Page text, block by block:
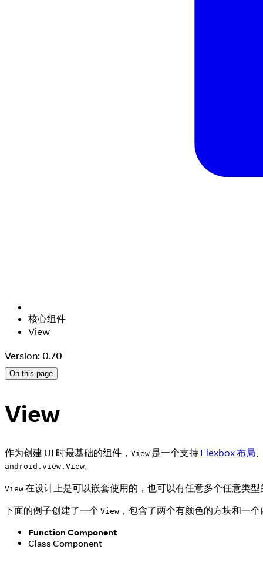
核心组件
View
Version: 0.70
On this page
View
作为创建 UI 时最基础的组件， View 是一个支持 Flexbox 布局
android.view.View。
View 在设计上是可以嵌套使用的，也可以有任意多个任意类型
下面的例子创建了一个 View ，包含了两个有颜色的方块和一
Function Component
Class Component